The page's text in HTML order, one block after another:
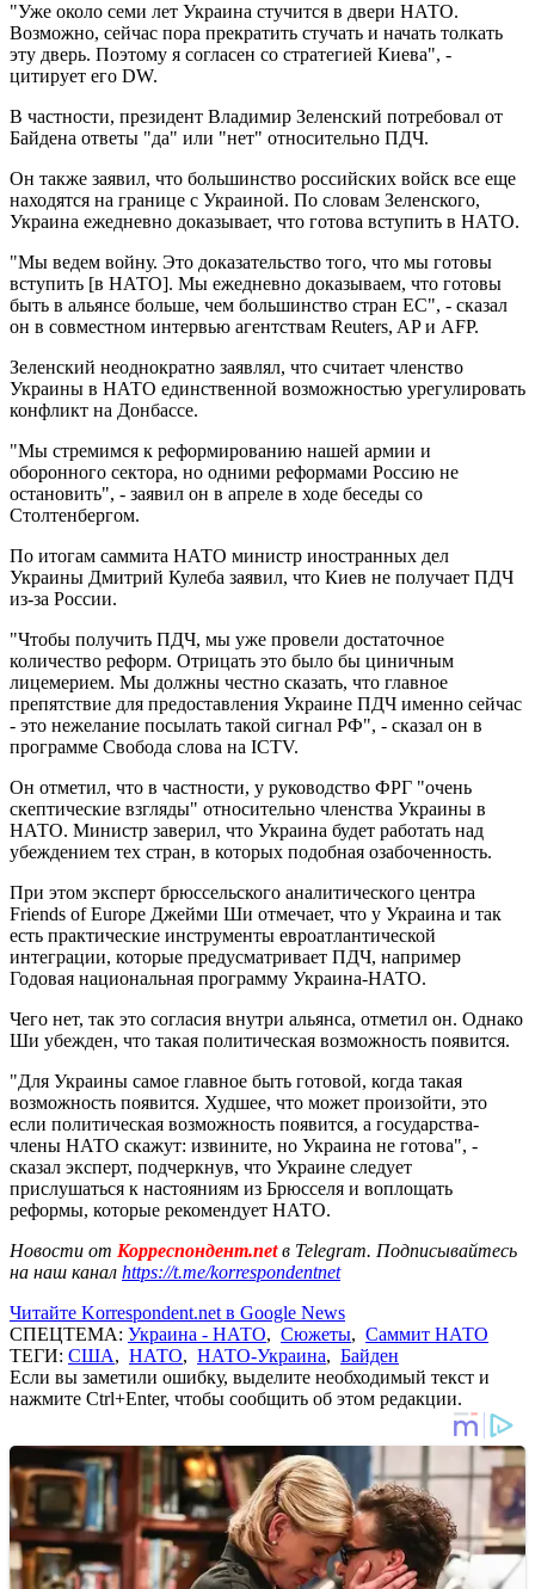
"Уже около семи лет Украина стучится в двери НАТО.
Возможно, сейчас пора прекратить стучать и начать толкать
эту дверь. Поэтому я согласен со стратегией Киева", -
цитирует его DW.
В частности, президент Владимир Зеленский потребовал от
Байдена ответы "да" или "нет" относительно ПДЧ.
Он также заявил, что большинство российских войск все еще
находятся на границе с Украиной. По словам Зеленского,
Украина ежедневно доказывает, что готова вступить в НАТО.
"Мы ведем войну. Это доказательство того, что мы готовы
вступить [в НАТО]. Мы ежедневно доказываем, что готовы
быть в альянсе больше, чем большинство стран ЕС", - сказал
он в совместном интервью агентствам Reuters, AP и AFP.
Зеленский неоднократно заявлял, что считает членство
Украины в НАТО единственной возможностью урегулировать
конфликт на Донбассе.
"Мы стремимся к реформированию нашей армии и
оборонного сектора, но одними реформами Россию не
остановить", - заявил он в апреле в ходе беседы со
Столтенбергом.
По итогам саммита НАТО министр иностранных дел
Украины Дмитрий Кулеба заявил, что Киев не получает ПДЧ
из-за России.
"Чтобы получить ПДЧ, мы уже провели достаточное
количество реформ. Отрицать это было бы циничным
лицемерием. Мы должны честно сказать, что главное
препятствие для предоставления Украине ПДЧ именно сейчас
- это нежелание посылать такой сигнал РФ", - сказал он в
программе Свобода слова на ICTV.
Он отметил, что в частности, у руководство ФРГ "очень
скептические взгляды" относительно членства Украины в
НАТО. Министр заверил, что Украина будет работать над
убеждением тех стран, в которых подобная озабоченность.
При этом эксперт брюссельского аналитического центра
Friends of Europe Джейми Ши отмечает, что у Украина и так
есть практические инструменты евроатлантической
интеграции, которые предусматривает ПДЧ, например
Годовая национальная программу Украина-НАТО.
Чего нет, так это согласия внутри альянса, отметил он. Однако
Ши убежден, что такая политическая возможность появится.
"Для Украины самое главное быть готовой, когда такая
возможность появится. Худшее, что может произойти, это
если политическая возможность появится, а государства-
члены НАТО скажут: извините, но Украина не готова", -
сказал эксперт, подчеркнув, что Украине следует
прислушаться к настояниям из Брюсселя и воплощать
реформы, которые рекомендует НАТО.
Новости от Корреспондент.netв Telegram. Подписывайтесь
на наш канал https://t.me/korrespondentnet
Читайте Korrespondent.net в Google News
СПЕЦТЕМА: Украина - НАТО, Сюжеты, Саммит НАТО
ТЕГИ: США, НАТО, НАТО-Украина, Байден
Если вы заметили ошибку, выделите необходимый текст и
нажмите Ctrl+Enter, чтобы сообщить об этом редакции.